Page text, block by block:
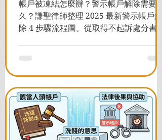
帳戶被凍結怎麼辦？警示帳戶解除需要多
久？謙聖律師整理 2025 最新警示帳戶解
除 4 步驟流程圖。從取得不起訴處分書到